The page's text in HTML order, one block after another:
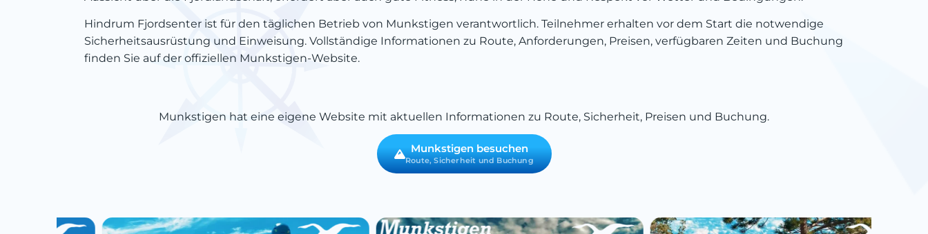
Hindrum Fjordsenter ist für den täglichen Betrieb von Munkstigen verantwortlich. Teilnehmer erhalten vor dem Start die notwendige
Sicherheitsausrüstung und Einweisung. Vollständige Informationen zu Route, Anforderungen, Preisen, verfügbaren Zeiten und Buchung
finden Sie auf der offiziellen Munkstigen-Website.
Munkstigen hat eine eigene Website mit aktuellen Informationen zu Route, Sicherheit, Preisen und Buchung.
Munkstigen besuchen
Route, Sicherheit und Buchung